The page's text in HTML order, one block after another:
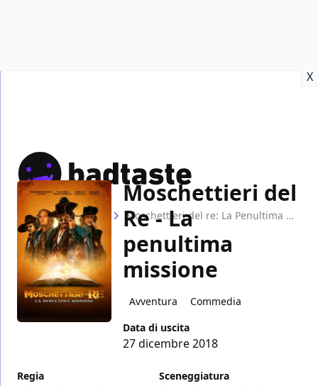
X
Home Film Moschettieri del re: La Penultima Missione
Moschettieri del
Re - La
penultima
missione
Avventura
Commedia
Data di uscita
27 dicembre 2018
Regia
Sceneggiatura